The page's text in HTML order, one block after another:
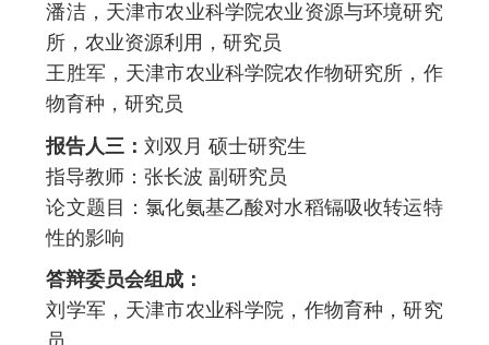
潘洁，天津市农业科学院农业资源与环境研究
所，农业资源利用，研究员
王胜军，天津市农业科学院农作物研究所，作
物育种，研究员
报告人三：刘双月 硕士研究生
指导教师：张长波 副研究员
论文题目：氯化氨基乙酸对水稻镉吸收转运特
性的影响
答辩委员会组成：
刘学军，天津市农业科学院，作物育种，研究